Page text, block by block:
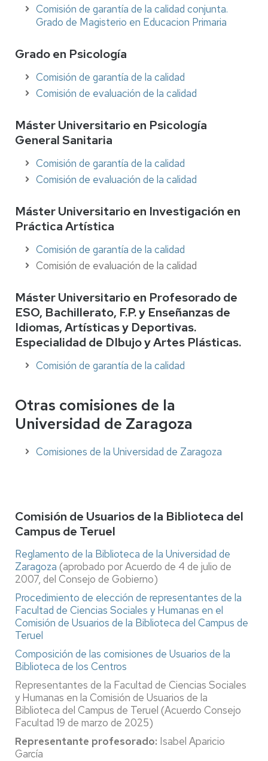
Comisión de garantía de la calidad conjunta.
Grado de Magisterio en Educacion Primaria
Grado en Psicología
Comisión de garantía de la calidad
Comisión de evaluación de la calidad
Máster Universitario en Psicología
General Sanitaria
Comisión de garantía de la calidad
Comisión de evaluación de la calidad
Máster Universitario en Investigación en
Práctica Artística
Comisión de garantía de la calidad
Comisión de evaluación de la calidad
Máster Universitario en Profesorado de
ESO, Bachillerato, F.P. y Enseñanzas de
Idiomas, Artísticas y Deportivas.
Especialidad de DIbujo y Artes Plásticas.
Comisión de garantía de la calidad
Otras comisiones de la
Universidad de Zaragoza
Comisiones de la Universidad de Zaragoza
Comisión de Usuarios de la Biblioteca del
Campus de Teruel
Reglamento de la Biblioteca de la Universidad de
Zaragoza (aprobado por Acuerdo de 4 de julio de
2007, del Consejo de Gobierno)
Procedimiento de elección de representantes de la
Facultad de Ciencias Sociales y Humanas en el
Comisión de Usuarios de la Biblioteca del Campus de
Teruel
Composición de las comisiones de Usuarios de la
Biblioteca de los Centros
Representantes de la Facultad de Ciencias Sociales
y Humanas en la Comisión de Usuarios de la
Biblioteca del Campus de Teruel (Acuerdo Consejo
Facultad 19 de marzo de 2025)
Representante profesorado: Isabel Aparicio
García